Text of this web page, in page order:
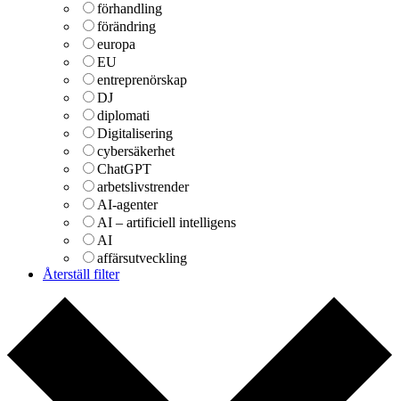
förhandling
förändring
europa
EU
entreprenörskap
DJ
diplomati
Digitalisering
cybersäkerhet
ChatGPT
arbetslivstrender
AI-agenter
AI – artificiell intelligens
AI
affärsutveckling
Återställ filter